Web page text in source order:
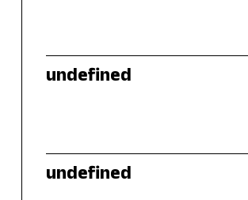
undefined
undefined